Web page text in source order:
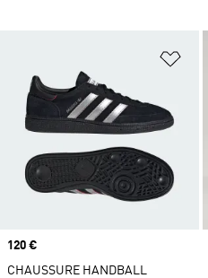
Prix
120 €
CHAUSSURE HANDBALL